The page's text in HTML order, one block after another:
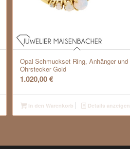
Opal Schmuckset Ring, Anhänger und
Ohrstecker Gold
1.020,00€
In den Warenkorb Details anzeigen